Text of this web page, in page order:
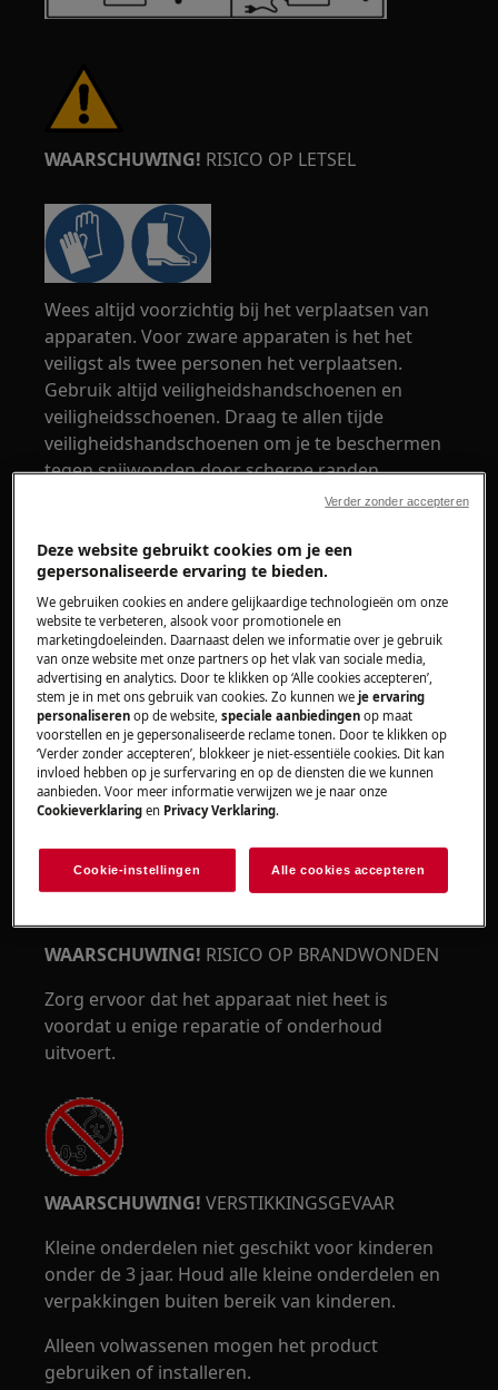
WAARSCHUWING! RISICO OP LETSEL
Wees altijd voorzichtig bij het verplaatsen van
apparaten. Voor zware apparaten is het het
veiligst als twee personen het verplaatsen.
Gebruik altijd veiligheidshandschoenen en
veiligheidsschoenen. Draag te allen tijde
veiligheidshandschoenen om je te beschermen
tegen snijwonden door scherpe randen.
WAARSCHUWING!RISICO OP OOGLETSEL
Draag veiligheidsbrillen als u onderhouds- of
herstelwerkzaamheden uitvoert waarbij veren
betrokken zijn.
WAARSCHUWING! RISICO OP BRANDWONDEN
Zorg ervoor dat het apparaat niet heet is
voordat u enige reparatie of onderhoud
uitvoert.
WAARSCHUWING! VERSTIKKINGSGEVAAR
Kleine onderdelen niet geschikt voor kinderen
onder de 3 jaar. Houd alle kleine onderdelen en
verpakkingen buiten bereik van kinderen.
Alleen volwassenen mogen het product
gebruiken of installeren.
Deze website gebruikt cookies om je een
gepersonaliseerde ervaring te bieden.
We gebruiken cookies en andere gelijkaardige technologieën om onze
website te verbeteren, alsook voor promotionele en
marketingdoeleinden. Daarnaast delen we informatie over je gebruik
van onze website met onze partners op het vlak van sociale media,
advertising en analytics. Door te klikken op ‘Alle cookies accepteren’,
stem je in met ons gebruik van cookies. Zo kunnen weje ervaring
personaliseren op de website,speciale aanbiedingen op maat
voorstellen en je gepersonaliseerde reclame tonen. Door te klikken op
‘Verder zonder accepteren’, blokkeer je niet-essentiële cookies. Dit kan
invloed hebben op je surfervaring en op de diensten die we kunnen
aanbieden. Voor meer informatie verwijzen we je naar onze
Cookieverklaring en Privacy Verklaring.
Cookie-instellingen Alle cookies accepteren
Verder zonder accepteren